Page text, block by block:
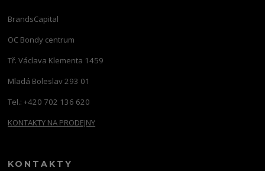
BrandsCapital
OC Bondy centrum
Tř. Václava Klementa 1459
Mladá Boleslav 293 01
Tel.: +420 702 136 620
KONTAKTY NA PRODEJNY
KONTAKTY